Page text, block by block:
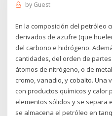
by Guest
En la composición del petróleo
derivados de azufre (que
del carbono e hidrógeno.
cantidades, del orden de
átomos de nitrógeno, o de
cromo, vanadio, y cobalto. Una
con productos químicos y calor
elementos sólidos y se separa
se almacena el petróleo en